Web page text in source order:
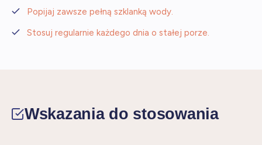
Popijaj zawsze pełną szklanką wody.
Stosuj regularnie każdego dnia o stałej porze.
Wskazania do stosowania